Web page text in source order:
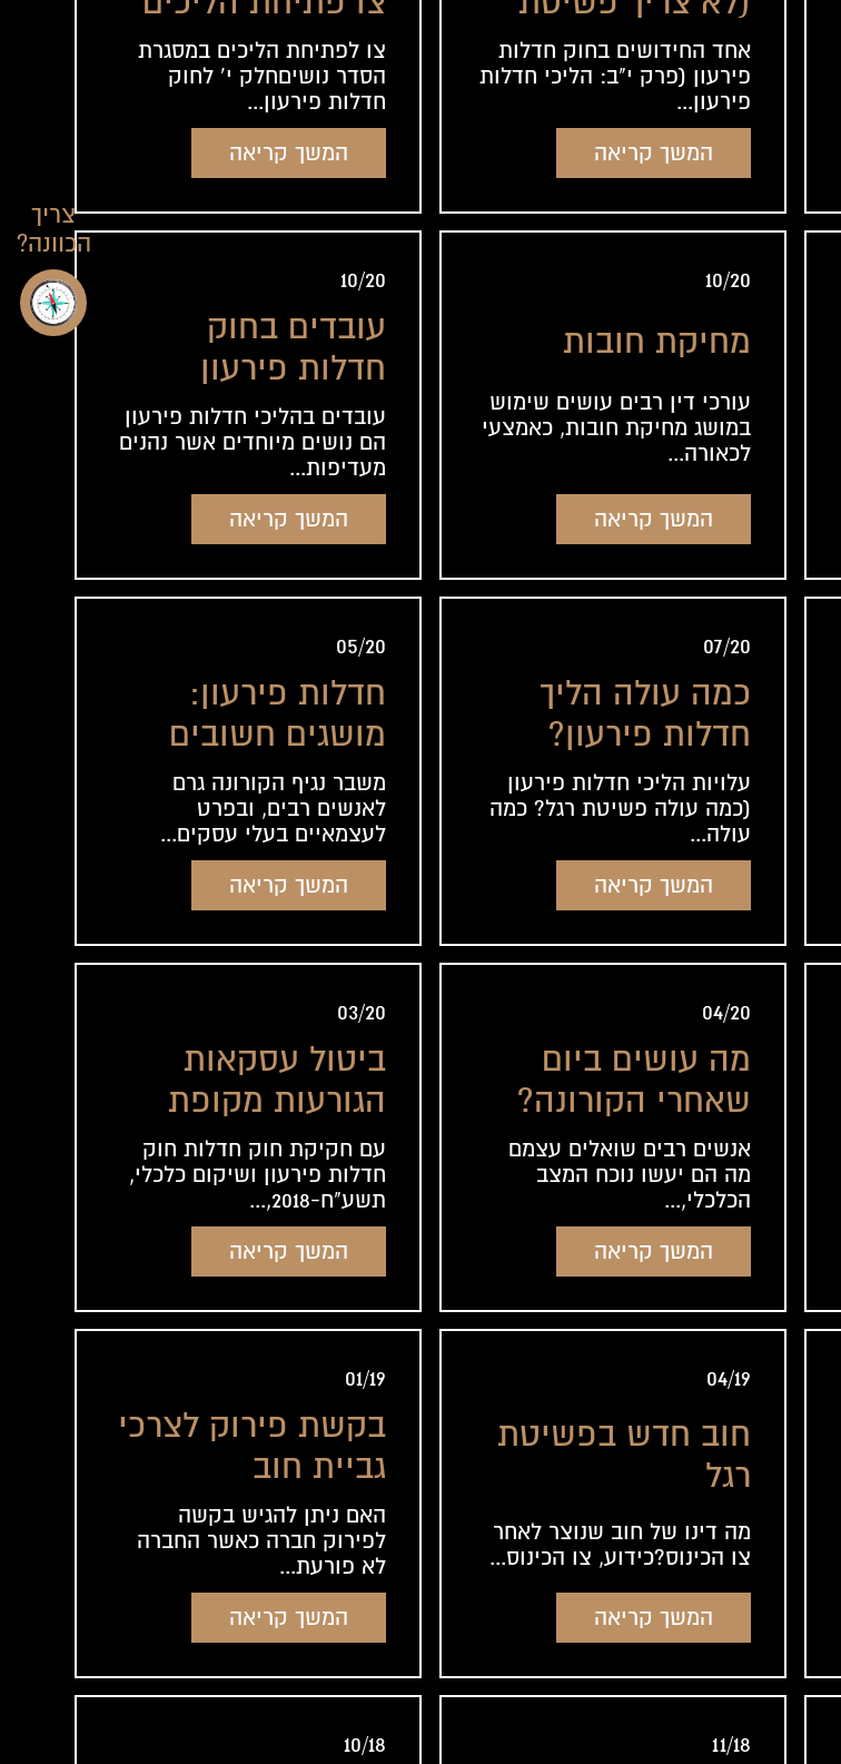
רגל)
אחד החידושים בחוק חדלות
פירעון (פרק י"ב: הליכי חדלות
פירעון...
המשך קריאה
צו לפתיחת הליכים במסגרת
הסדר נושיםחלק י' לחוק
חדלות פירעון...
המשך קריאה
10/20
מחיקת חובות
עורכי דין רבים עושים שימוש
במושג מחיקת חובות, כאמצעי
לכאורה...
המשך קריאה
10/20
עובדים בחוק
חדלות פירעון
ושיקום כלכלי
עובדים בהליכי חדלות פירעון
הם נושים מיוחדים אשר נהנים
מעדיפות...
המשך קריאה
07/20
כמה עולה הליך
חדלות פירעון?
עלויות הליכי חדלות פירעון
(כמה עולה פשיטת רגל? כמה
עולה...
המשך קריאה
05/20
חדלות פירעון:
מושגים חשובים
משבר נגיף הקורונה גרם
לאנשים רבים, ובפרט
לעצמאיים בעלי עסקים...
המשך קריאה
04/20
מה עושים ביום
שאחרי הקורונה?
אנשים רבים שואלים עצמם
מה הם יעשו נוכח המצב
הכלכלי,...
המשך קריאה
03/20
ביטול עסקאות
הגורעות מקופת
הנשיה
עם חקיקת חוק חדלות חוק
חדלות פירעון ושיקום כלכלי,
תשע"ח-2018,...
המשך קריאה
04/19
חוב חדש בפשיטת
רגל
מה דינו של חוב שנוצר לאחר
צו הכינוס?כידוע, צו הכינוס...
המשך קריאה
01/19
בקשת פירוק לצרכי
גביית חוב
האם ניתן להגיש בקשה
לפירוק חברה כאשר החברה
לא פורעת...
המשך קריאה
11/18
10/18
צריך
הכוונה?